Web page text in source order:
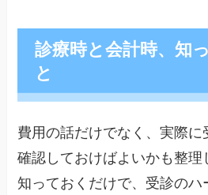
診療時と会計時、知
と
費用の話だけでなく、実際
確認しておけばよいかも整理
知っておくだけで、受診の